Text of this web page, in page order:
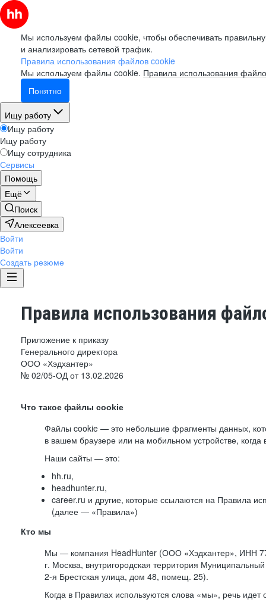
Мы используем файлы cookie, чтобы обеспечивать
и анализировать сетевой трафик.
Правила использования файлов cookie
Мы используем файлы cookie. Правила использования
Понятно
Ищу работу
Ищу работу
Ищу работу
Ищу сотрудника
Сервисы
Помощь
Ещё
Поиск
Алексеевка
Войти
Войти
Создать резюме
Правила использования
Приложение к приказу
Генерального директора
ООО «Хэдхантер»
№ 02/05-ОД от 13.02.2026
Что такое файлы cookie
Файлы cookie — это небольшие фрагменты данных,
в вашем браузере или на мобильном устройстве,
Наши сайты — это:
hh.ru,
headhunter.ru,
career.ru и другие, которые ссылаются на Правила
(далее — «Правила»)
Кто мы
Мы — компания HeadHunter (ООО «Хэдхантер», ИНН
г. Москва, внутригородская территория Муниципальный
2-я Брестская улица, дом 48, помещ. 25).
Когда в Правилах используются слова «мы», речь